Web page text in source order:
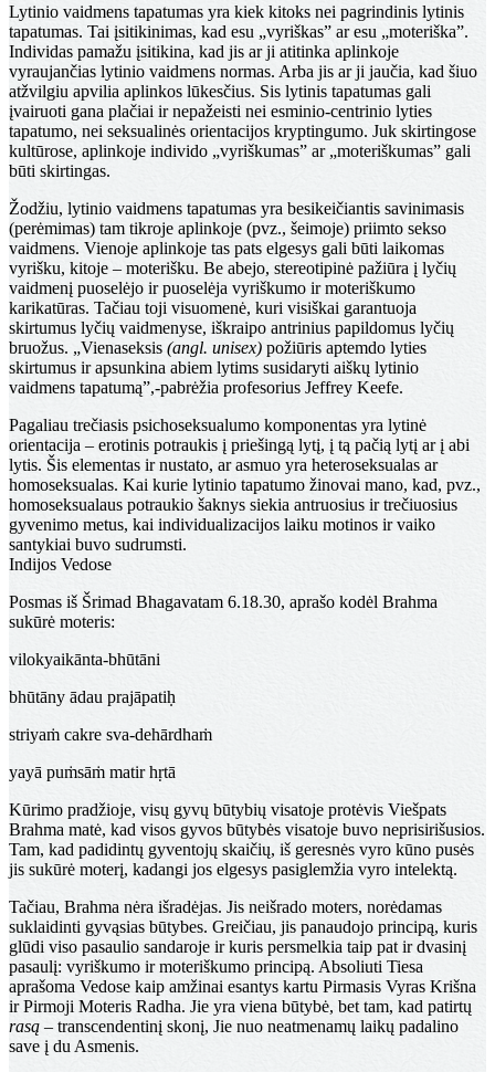
Lytinio vaidmens tapatumas yra kiek kitoks nei pagrin­dinis lytinis
tapatumas. Tai įsitikinimas, kad esu „vyriškas” ar esu „moteriška”.
Individas pamažu įsitikina, kad jis ar ji atitinka aplinkoje
vyraujančias lytinio vaidmens normas. Arba jis ar ji jaučia, kad šiuo
atžvilgiu apvilia aplinkos lūkes­čius. Sis lytinis tapatumas gali
įvairuoti gana plačiai ir nepa­žeisti nei esminio-centrinio lyties
tapatumo, nei seksualinės orientacijos kryptingumo. Juk skirtingose
kultūrose, aplinkoje individo „vyriškumas” ar „moteriškumas” gali
būti skirtingas.
Žodžiu, lytinio vaidmens tapatumas yra besikeičiantis savinimasis
(perėmimas) tam tikroje aplinkoje (pvz., šeimo­je) priimto sekso
vaidmens. Vienoje aplinkoje tas pats elge­sys gali būti laikomas
vyrišku, kitoje – moterišku. Be abejo, stereotipinė pažiūra į lyčių
vaidmenį puoselėjo ir puoselėja vyriškumo ir moteriškumo
karikatūras. Tačiau toji visuo­menė, kuri visiškai garantuoja
skirtumus lyčių vaidmenyse, iškraipo antrinius papildomus lyčių
bruožus. „Vienaseksis (angl. unisex) požiūris aptemdo lyties
skirtumus ir apsunkina abiem lytims susidaryti aiškų lytinio
vaidmens tapatumą”,-pabrėžia profesorius Jeffrey Keefe.
Pagaliau trečiasis psichoseksualumo komponentas yra ly­tinė
orientacija – erotinis potraukis į priešingą lytį, į tą pa­čią lytį ar į abi
lytis. Šis elementas ir nustato, ar asmuo yra heteroseksualas ar
homoseksualas. Kai kurie lytinio tapa­tumo žinovai mano, kad, pvz.,
homoseksualaus potraukio šaknys siekia antruosius ir trečiuosius
gyvenimo metus, kai individualizacijos laiku motinos ir vaiko
santykiai buvo su­drumsti.
Indijos Vedose
Posmas iš Šrimad Bhagavatam 6.18.30, aprašo kodėl Brahma
sukūrė moteris:
vilokyaikānta-bhūtāni
bhūtāny ādau prajāpatiḥ
striyaṁ cakre sva-dehārdhaṁ
yayā puṁsāṁ matir hṛtā
Kūrimo pradžioje, visų gyvų būtybių visatoje protėvis Viešpats
Brahma matė, kad visos gyvos būtybės visatoje buvo neprisirišusios.
Tam, kad padidintų gyventojų skaičių, iš geresnės vyro kūno pusės
jis sukūrė moterį, kadangi jos elgesys pasiglemžia vyro intelektą.
Tačiau, Brahma nėra išradėjas. Jis neišrado moters, norėdamas
suklaidinti gyvąsias būtybes. Greičiau, jis panaudojo principą, kuris
glūdi viso pasaulio sandaroje ir kuris persmelkia taip pat ir dvasinį
pasaulį: vyriškumo ir moteriškumo principą. Absoliuti Tiesa
aprašoma Vedose kaip amžinai esantys kartu Pirmasis Vyras Krišna
ir Pirmoji Moteris Radha. Jie yra viena būtybė, bet tam, kad patirtų
rasą– transcendentinį skonį, Jie nuo neatmenamų laikų padalino
save į du Asmenis.